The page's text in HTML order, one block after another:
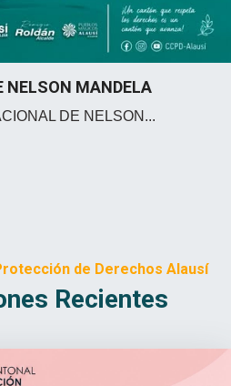
NELSON MANDELA
DE NELSON...
de Derechos Alausí
Recientes